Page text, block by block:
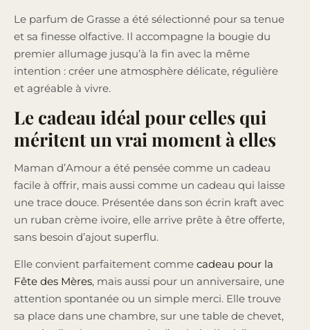
Le parfum de Grasse a été sélectionné pour sa tenue
et sa finesse olfactive. Il accompagne la bougie du
premier allumage jusqu’à la fin avec la même
intention : créer une atmosphère délicate, régulière
et agréable à vivre.
Le cadeau idéal pour celles qui
méritent un vrai moment à elles
Maman d’Amour a été pensée comme un cadeau
facile à offrir, mais aussi comme un cadeau qui laisse
une trace douce. Présentée dans son écrin kraft avec
un ruban crème ivoire, elle arrive prête à être offerte,
sans besoin d’ajout superflu.
Elle convient parfaitement comme cadeau pour la
Fête des Mères, mais aussi pour un anniversaire, une
attention spontanée ou un simple merci. Elle trouve
sa place dans une chambre, sur une table de chevet,